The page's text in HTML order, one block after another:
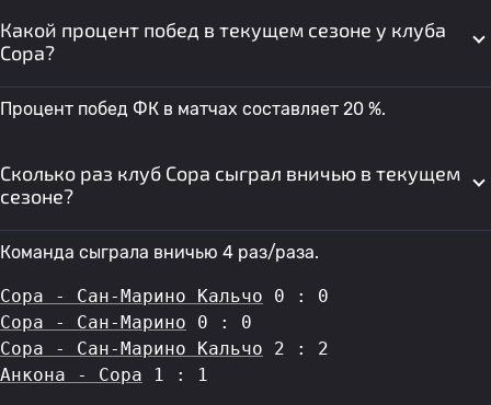
Какой процент побед в текущем сезоне у клуба
Сора?
Процент побед ФК в матчах составляет 20 %.
Сколько раз клуб Сора сыграл вничью в текущем
сезоне?
Команда сыграла вничью 4 раз/раза.
Сора - Сан-Марино Кальчо 0 : 0
Сора - Сан-Марино 0 : 0
Сора - Сан-Марино Кальчо 2 : 2
Анкона - Сора 1 : 1